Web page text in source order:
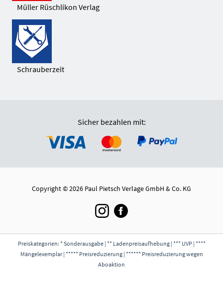
Müller Rüschlikon Verlag
Schrauberzeit
Sicher bezahlen mit:
Copyright © 2026 Paul Pietsch Verlage GmbH & Co. KG
Preiskategorien: * Sonderausgabe | ** Ladenpreisaufhebung | *** UVP | ****
Mängelexemplar | ***** Preisreduzierung | ****** Preisreduzierung wegen
Aboaktion